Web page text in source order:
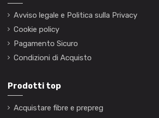
Avviso legale e Politica sulla Privacy
Cookie policy
Pagamento Sicuro
Condizioni di Acquisto
Prodotti top
Acquistare fibre e prepreg